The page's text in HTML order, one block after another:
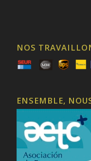
NOS
ENSEMBLE,